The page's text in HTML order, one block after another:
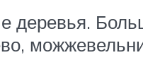
деревья.